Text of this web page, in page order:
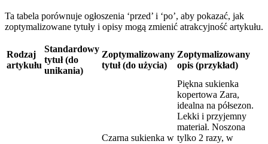
Ta tabela porównuje ogłoszenia ‘przed’ i ‘po’, aby pokazać, jak
zoptymalizowane tytuły i opisy mogą zmienić atrakcyjność artykułu.
Rodzaj
artykułu
Standardowy
tytuł (do
unikania)
Zoptymalizowany
tytuł (do użycia)
Zoptymalizowany
opis (przykład)
Czarna sukienka w
Piękna sukienka
kopertowa Zara,
idealna na półsezon.
Lekki i przyjemny
materiał. Noszona
tylko 2 razy, w